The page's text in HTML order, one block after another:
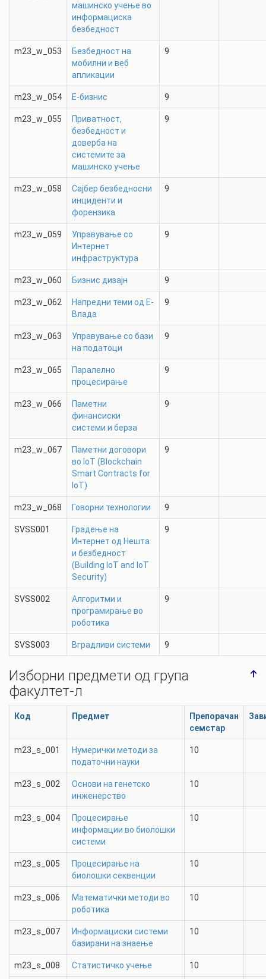
машинско учење во
информациска
безбедност
m23_w_053
Безбедност на
мобилни и веб
апликации
9
m23_w_054 Е-бизнис 9
m23_w_055
Приватност,
безбедност и
доверба на
системите за
машинско учење
9
m23_w_058
Сајбер безбедносни
инциденти и
форензика
9
m23_w_059
Управување со
Интернет
инфраструктура
9
m23_w_060 Бизнис дизајн 9
m23_w_062
Напредни теми од Е-
Влада
9
m23_w_063
Управување со бази
на податоци
9
m23_w_065
Паралелно
процесирање
9
m23_w_066
Паметни
финансиски
системи и берза
9
m23_w_067
Паметни договори
во IoT (Blockchain
Smart Contracts for
IoT)
9
m23_w_068 Говорни технологии 9
SVSS001
Градење на
Интернет од Нешта
и безбедност
(Building IoT and IoT
Security)
9
SVSS002
Алгоритми и
програмирање во
роботика
9
SVSS003 Вградливи системи 9
Изборни предмети од група
факултет-л
Код Предмет
Препорачан
семстар
m23_s_001
Нумерички методи за
податочни науки
10
m23_s_002
Основи на генетско
инженерство
10
m23_s_004
Процесирање
информации во биолошки
системи
10
m23_s_005
Процесирање на
биолошки секвенции
10
m23_s_006
Математички методи во
роботика
10
m23_s_007
Информациски системи
базирани на знаење
10
m23_s_008 Статистичко учење 10